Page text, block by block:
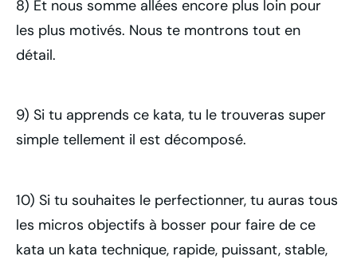
8) Et nous somme allées encore plus loin pour
les plus motivés. Nous te montrons tout en
détail.
9) Si tu apprends ce kata, tu le trouveras super
simple tellement il est décomposé.
10) Si tu souhaites le perfectionner, tu auras tous
les micros objectifs à bosser pour faire de ce
kata un kata technique, rapide, puissant, stable,